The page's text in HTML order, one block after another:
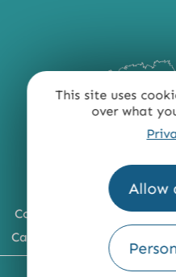
This site uses
over what
Allow
Comment venir ?
Carte du territoire